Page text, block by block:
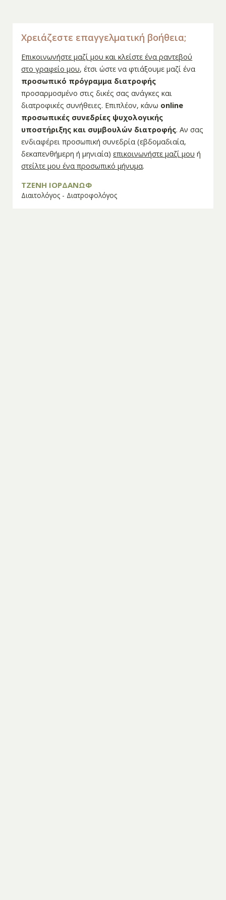
Χρειάζεστε επαγγελματική βοήθεια;
Επικοινωνήστε μαζί μου και κλείστε ένα ραντεβού
στο γραφείο μου, έτσι ώστε να φτιάξουμε μαζί ένα
προσωπικό πρόγραμμα διατροφής
προσαρμοσμένο στις δικές σας ανάγκες και
διατροφικές συνήθειες. Επιπλέον, κάνω online
προσωπικές συνεδρίες ψυχολογικής
υποστήριξης και συμβουλών διατροφής. Αν σας
ενδιαφέρει προσωπική συνεδρία (εβδομαδιαία,
δεκαπενθήμερη ή μηνιαία)επικοινωνήστε μαζί μου ή
στείλτε μου ένα προσωπικό μήνυμα.
ΤΖΕΝΗ ΙΟΡΔΑΝΩΦ
Διαιτολόγος - Διατροφολόγος